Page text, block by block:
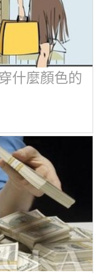
什麼顏色的